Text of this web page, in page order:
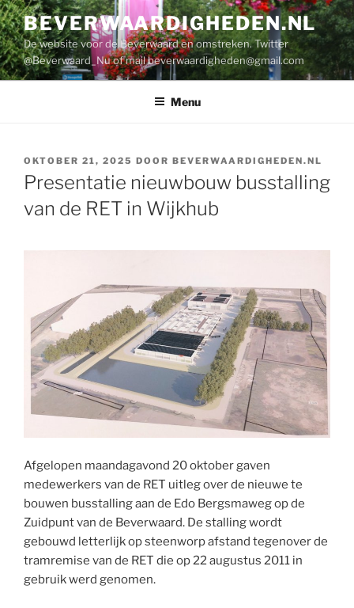
Ga
naar
de
inhoud
BEVERWAARDIGHEDEN.NL
De website voor de Beverwaard en omstreken. Twitter
@Beverwaard_Nu of mailbeverwaardigheden@gmail.com
Menu
GEPLAATST
OP
OKTOBER 21, 2025 DOOR BEVERWAARDIGHEDEN.NL
Presentatie nieuwbouw busstalling
van de RET in Wijkhub
Afgelopen maandagavond 20 oktober gaven
medewerkers van de RET uitleg over de nieuwe te
bouwen busstalling aan de Edo Bergsmaweg op de
Zuidpunt van de Beverwaard. De stalling wordt
gebouwd letterlijk op steenworp afstand tegenover de
tramremise van de RET die op 22 augustus 2011 in
gebruik werd genomen.